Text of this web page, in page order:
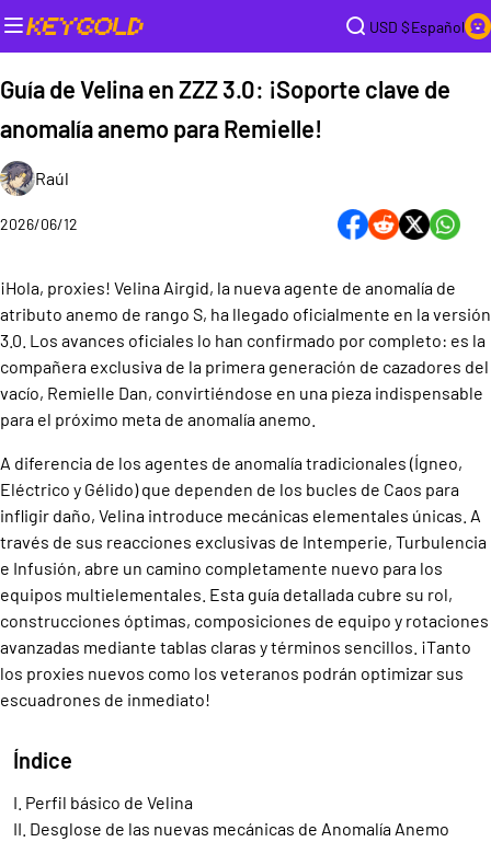
USD $Español
Guía de Velina en ZZZ 3.0: ¡Soporte clave de
anomalía anemo para Remielle!
Raúl
2026/06/12
¡Hola, proxies! Velina Airgid, la nueva agente de anomalía de
atributo anemo de rango S, ha llegado oficialmente en la versión
3.0. Los avances oficiales lo han confirmado por completo: es la
compañera exclusiva de la primera generación de cazadores del
vacío, Remielle Dan, convirtiéndose en una pieza indispensable
para el próximo meta de anomalía anemo.
A diferencia de los agentes de anomalía tradicionales (Ígneo,
Eléctrico y Gélido) que dependen de los bucles de Caos para
infligir daño, Velina introduce mecánicas elementales únicas. A
través de sus reacciones exclusivas de Intemperie, Turbulencia
e Infusión, abre un camino completamente nuevo para los
equipos multielementales. Esta guía detallada cubre su rol,
construcciones óptimas, composiciones de equipo y rotaciones
avanzadas mediante tablas claras y términos sencillos. ¡Tanto
los proxies nuevos como los veteranos podrán optimizar sus
escuadrones de inmediato!
Índice
I. Perfil básico de Velina
II. Desglose de las nuevas mecánicas de Anomalía Anemo